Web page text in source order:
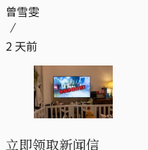
曾雪雯
2 天前
立即领取新闻信